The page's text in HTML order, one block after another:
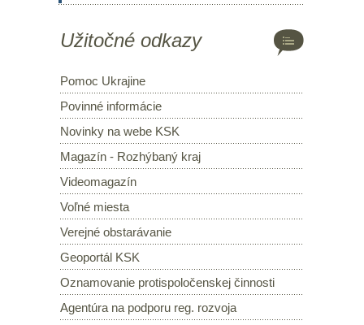
Užitočné odkazy
Pomoc Ukrajine
Povinné informácie
Novinky na webe KSK
Magazín - Rozhýbaný kraj
Videomagazín
Voľné miesta
Verejné obstarávanie
Geoportál KSK
Oznamovanie protispoločenskej činnosti
Agentúra na podporu reg. rozvoja